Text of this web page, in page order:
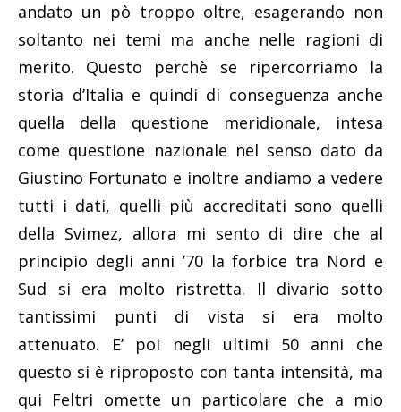
andato un pò troppo oltre, esagerando non
soltanto nei temi ma anche nelle ragioni di
merito. Questo perchè se ripercorriamo la
storia d’Italia e quindi di conseguenza anche
quella della questione meridionale, intesa
come questione nazionale nel senso dato da
Giustino Fortunato e inoltre andiamo a vedere
tutti i dati, quelli più accreditati sono quelli
della Svimez, allora mi sento di dire che al
principio degli anni ’70 la forbice tra Nord e
Sud si era molto ristretta. Il divario sotto
tantissimi punti di vista si era molto
attenuato. E’ poi negli ultimi 50 anni che
questo si è riproposto con tanta intensità, ma
qui Feltri omette un particolare che a mio